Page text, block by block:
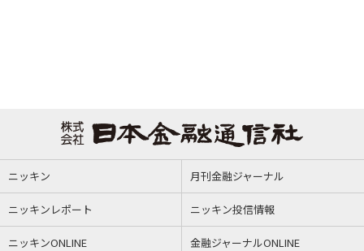
ニッキン 月刊金融ジャーナル
ニッキンレポート ニッキン投信情報
ニッキンONLINE 金融ジャーナルONLINE